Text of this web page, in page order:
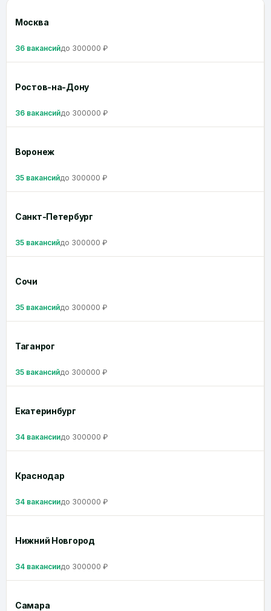
Москва
36 вакансийдо 300000 ₽
Ростов-на-Дону
36 вакансийдо 300000 ₽
Воронеж
35 вакансийдо 300000 ₽
Санкт-Петербург
35 вакансийдо 300000 ₽
Сочи
35 вакансийдо 300000 ₽
Таганрог
35 вакансийдо 300000 ₽
Екатеринбург
34 вакансиидо 300000 ₽
Краснодар
34 вакансиидо 300000 ₽
Нижний Новгород
34 вакансиидо 300000 ₽
Самара